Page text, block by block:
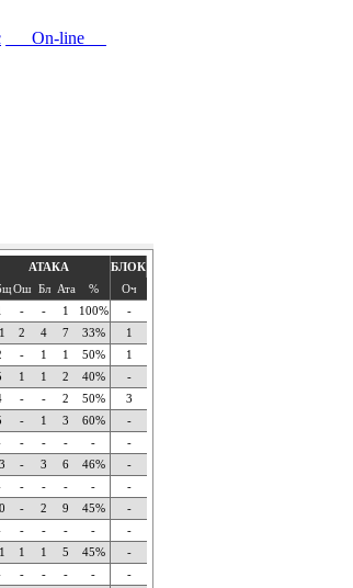
On-line
АТАКА
БЛОК
Ош Бл Ата % Оч
- - 1 100% -
2 4 7 33% 1
- 1 1 50% 1
1 1 2 40% -
- - 2 50% 3
- 1 3 60% -
- - - - -
- 3 6 46% -
- - - - -
- 2 9 45% -
- - - - -
1 1 5 45% -
- - - - -